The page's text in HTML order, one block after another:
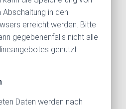
in den
erreicht werden. Bitte
gegebenenfalls nicht alle
genutzt
Daten werden nach